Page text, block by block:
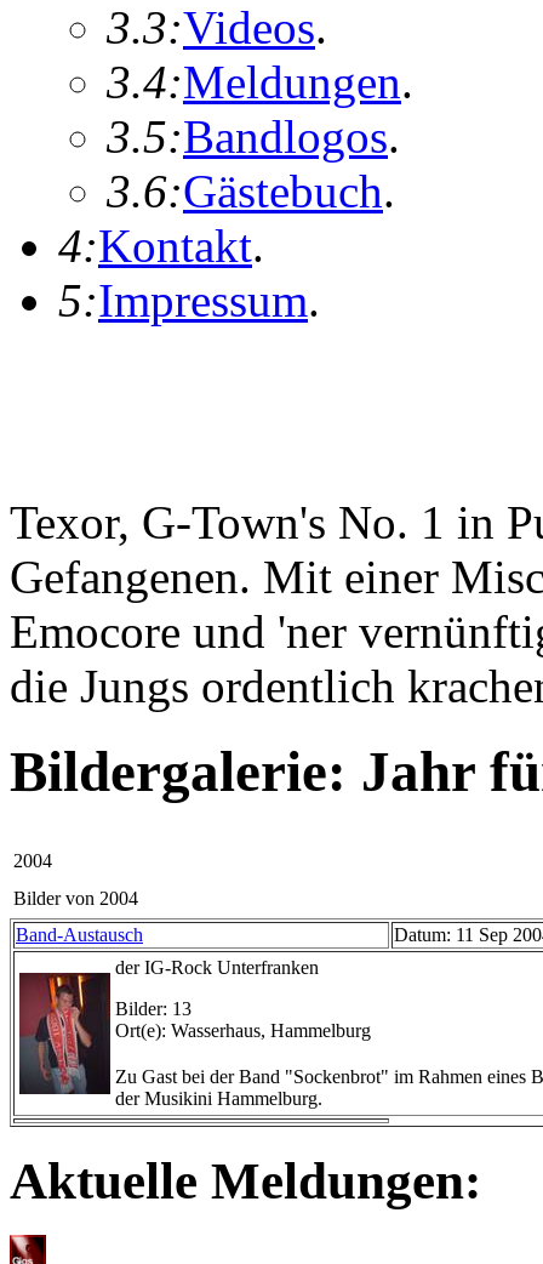
3.3:Videos.
3.4:Meldungen.
3.5:Bandlogos.
3.6:Gästebuch.
4:Kontakt.
5:Impressum.
Texor, G-Town's No. 1 in
Gefangenen. Mit einer
Emocore und 'ner
die Jungs ordentlich
Bildergalerie: Jahr
2004
Bilder von 2004
Band-Austausch
Datum: 11 Sep
der IG-Rock Unterfranken
Bilder: 13
Ort(e): Wasserhaus, Hammelburg
Zu Gast bei der Band "Sockenbrot" im Rahmen eines
der Musikini Hammelburg.
Aktuelle Meldungen: